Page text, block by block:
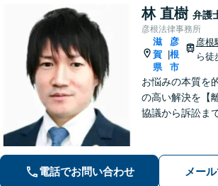
林 直樹 弁護
彦根法律事務所
滋
賀
県
彦
根
市
彦根
ら徒
お悩みの本質を
の高い解決を【
協議から訴訟ま
求など幅広く対
【彦根駅7分】
電話でお問い合わせ メー